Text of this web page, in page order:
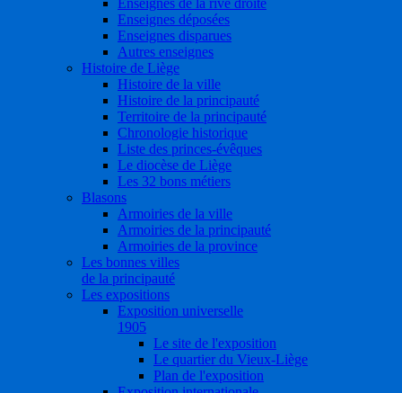
Enseignes de la rive droite
Enseignes déposées
Enseignes disparues
Autres enseignes
Histoire de Liège
Histoire de la ville
Histoire de la principauté
Territoire de la principauté
Chronologie historique
Liste des princes-évêques
Le diocèse de Liège
Les 32 bons métiers
Blasons
Armoiries de la ville
Armoiries de la principauté
Armoiries de la province
Les bonnes villes
de la principauté
Les expositions
Exposition universelle
1905
Le site de l'exposition
Le quartier du Vieux-Liège
Plan de l'exposition